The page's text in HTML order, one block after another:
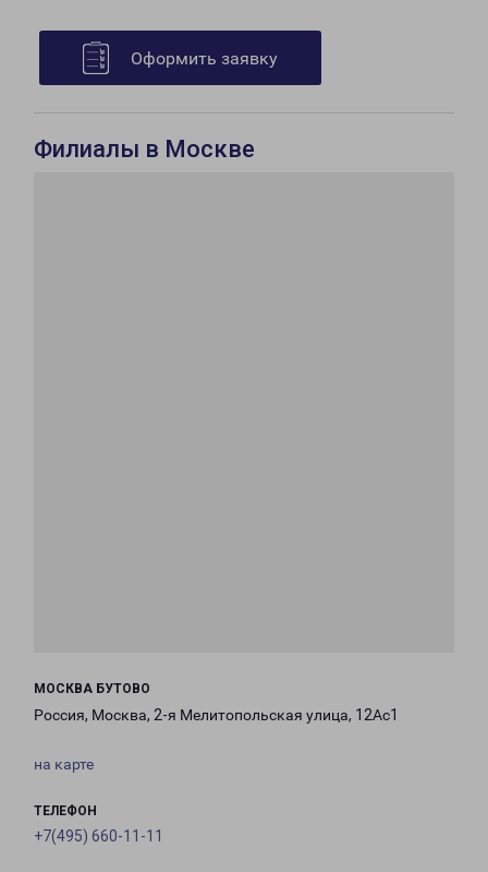
Оформить заявку
Филиалы в Москве
МОСКВА БУТОВО
Россия, Москва, 2-я Мелитопольская улица, 12Ас1
на карте
ТЕЛЕФОН
+7(495) 660-11-11